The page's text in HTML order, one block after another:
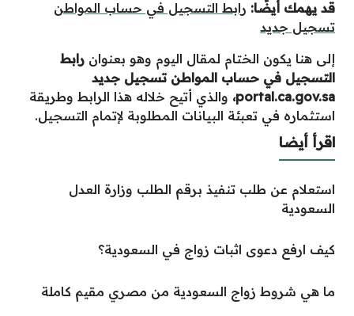
قد يهمك أيضًا: رابط التسجيل في حساب المواطن
تسجيل جديد
إلى هنا يكون الختام لمقال اليوم وهو بعنوان رابط
التسجيل في حساب المواطن تسجيل جديد
portal.ca.gov.sa، والذي أتيح خلاله هذا الرابط وطريقة
استثماره في تعبئة البيانات المطلوبة لإتمام التسجيل.
اقرأ أيضا
استعلام عن طلب تنفيذ برقم الطلب وزارة العدل
السعودية
كيف ارفع دعوى اثبات زواج في السعودية؟
ما هي شروط زواج السعودية من مصري مقيم كاملة